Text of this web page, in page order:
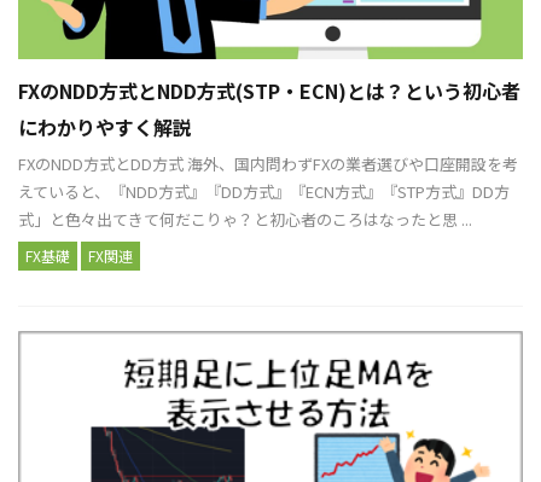
FXのNDD方式とNDD方式(STP・ECN)とは？という初心者
にわかりやすく解説
FXのNDD方式とDD方式 海外、国内問わずFXの業者選びや口座開設を考
えていると、『NDD方式』『DD方式』『ECN方式』『STP方式』DD方
式」と色々出てきて何だこりゃ？と初心者のころはなったと思 ...
FX基礎 FX関連